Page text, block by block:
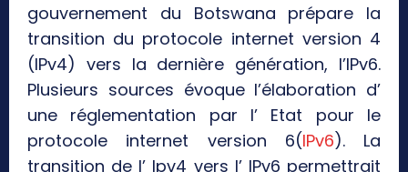
gouvernement du Botswana prépare la
transition du protocole internet version 4
(IPv4) vers la dernière génération, l’IPv6.
Plusieurs sources évoque l’élaboration d’
une réglementation par l’ Etat pour le
protocole internet version 6(IPv6). La
transition de l’ Ipv4 vers l’ IPv6 permettrait